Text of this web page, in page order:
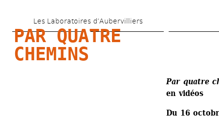
au
contenu
principal
Les Laboratoires d’Aubervilliers
PAR QUATRE
CHEMINS
Par quatre
en vidéos
Du 16